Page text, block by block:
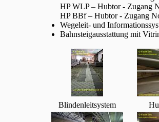
HP WLP – Hubtor - Zugang
HP BBf – Hubtor - Zugang
Wegeleit- und
Bahnsteigausstattung mit
Blindenleitsystem